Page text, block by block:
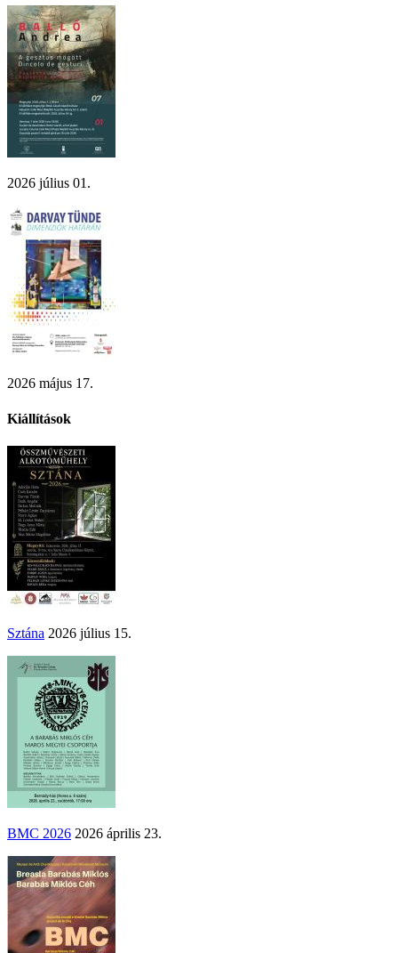
2026 július 01.
2026 május 17.
Kiállítások
Sztána 2026 július 15.
BMC 2026 2026 április 23.